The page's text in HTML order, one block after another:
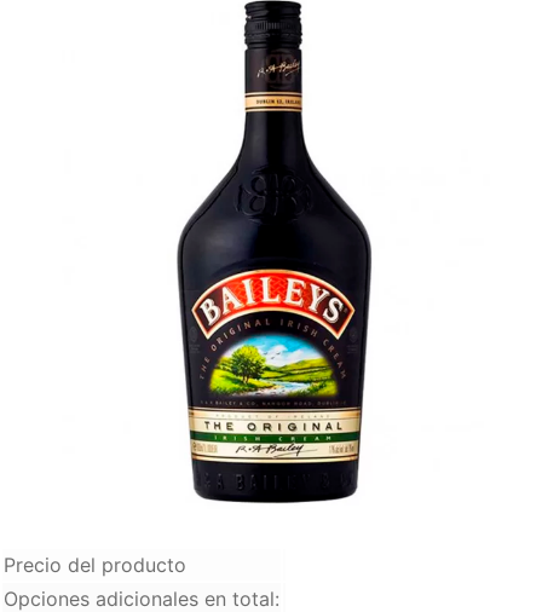
Precio del producto
Opciones adicionales en total: